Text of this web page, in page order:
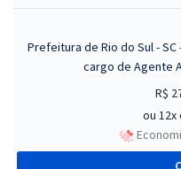
Prefeitura de Rio do Sul -
cargo de Agente
R$
ou 12x